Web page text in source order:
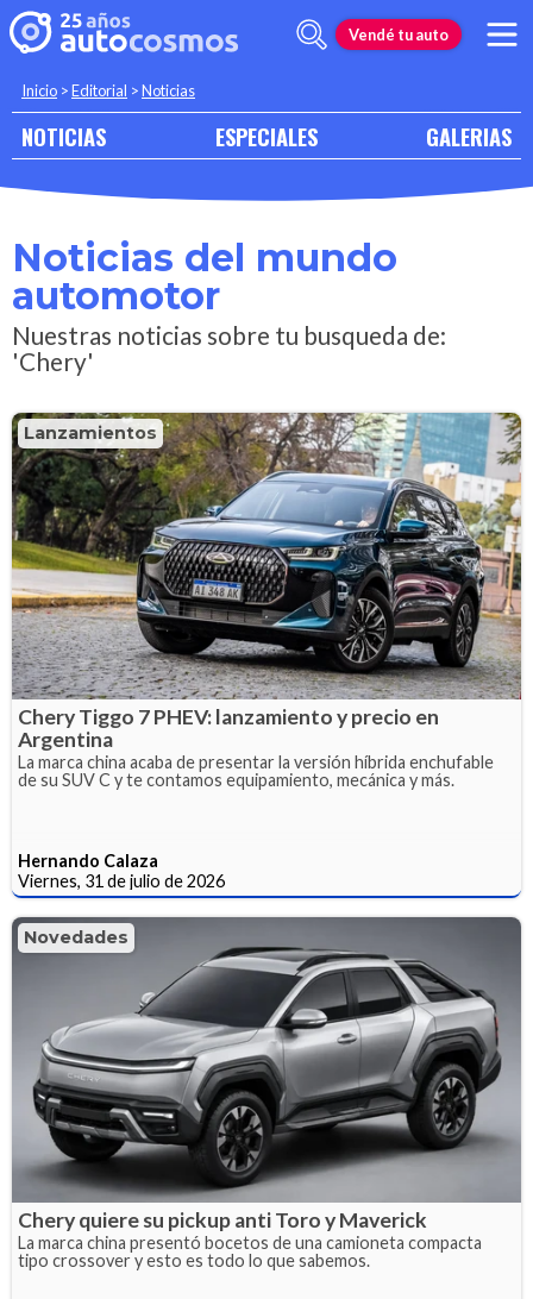
Vendé tu auto
Inicio >Editorial >Noticias
NOTICIAS ESPECIALES GALERIAS
Noticias del mundo
automotor
Nuestras noticias sobre tu busqueda de:
'Chery'
Lanzamientos
Chery Tiggo 7 PHEV: lanzamiento y precio en
Argentina
La marca china acaba de presentar la versión híbrida enchufable
de su SUV C y te contamos equipamiento, mecánica y más.
Hernando Calaza
Viernes, 31 de julio de 2026
Novedades
Chery quiere su pickup anti Toro y Maverick
La marca china presentó bocetos de una camioneta compacta
tipo crossover y esto es todo lo que sabemos.